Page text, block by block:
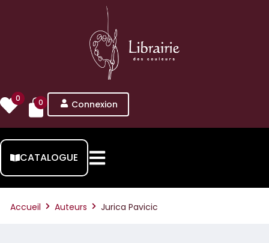
0 0 Connexion
CATALOGUE
Accueil Auteurs Jurica Pavicic